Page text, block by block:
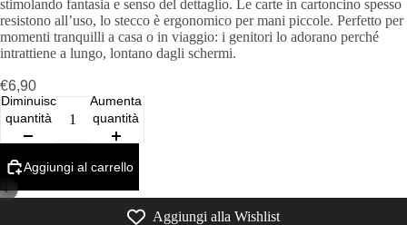
4
stimolando fantasia e senso del dettaglio. Le carte in cartoncino spesso
resistono all’uso, lo stecco è ergonomico per mani piccole. Perfetto per
momenti tranquilli a casa o in viaggio: i genitori lo adorano perché
intrattiene a lungo, lontano dagli schermi.
€6,90
Diminuisci
quantità
Aumenta
quantità
Aggiungi al carrello
Aggiungi alla Wishlist